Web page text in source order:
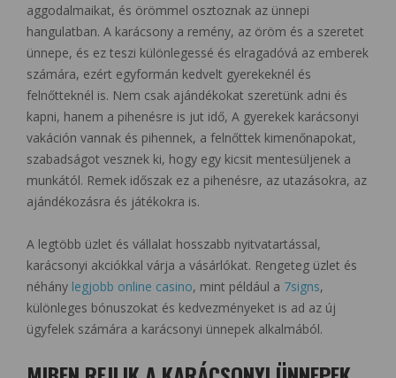
aggodalmaikat, és örömmel osztoznak az ünnepi
hangulatban. A karácsony a remény, az öröm és a szeretet
ünnepe, és ez teszi különlegessé és elragadóvá az emberek
számára, ezért egyformán kedvelt gyerekeknél és
felnőtteknél is. Nem csak ajándékokat szeretünk adni és
kapni, hanem a pihenésre is jut idő, A gyerekek karácsonyi
vakáción vannak és pihennek, a felnőttek kimenőnapokat,
szabadságot vesznek ki, hogy egy kicsit mentesüljenek a
munkától. Remek időszak ez a pihenésre, az utazásokra, az
ajándékozásra és játékokra is.
A legtöbb üzlet és vállalat hosszabb nyitvatartással,
karácsonyi akciókkal várja a vásárlókat. Rengeteg üzlet és
néhány legjobb online casino, mint például a 7signs,
különleges bónuszokat és kedvezményeket is ad az új
ügyfelek számára a karácsonyi ünnepek alkalmából.